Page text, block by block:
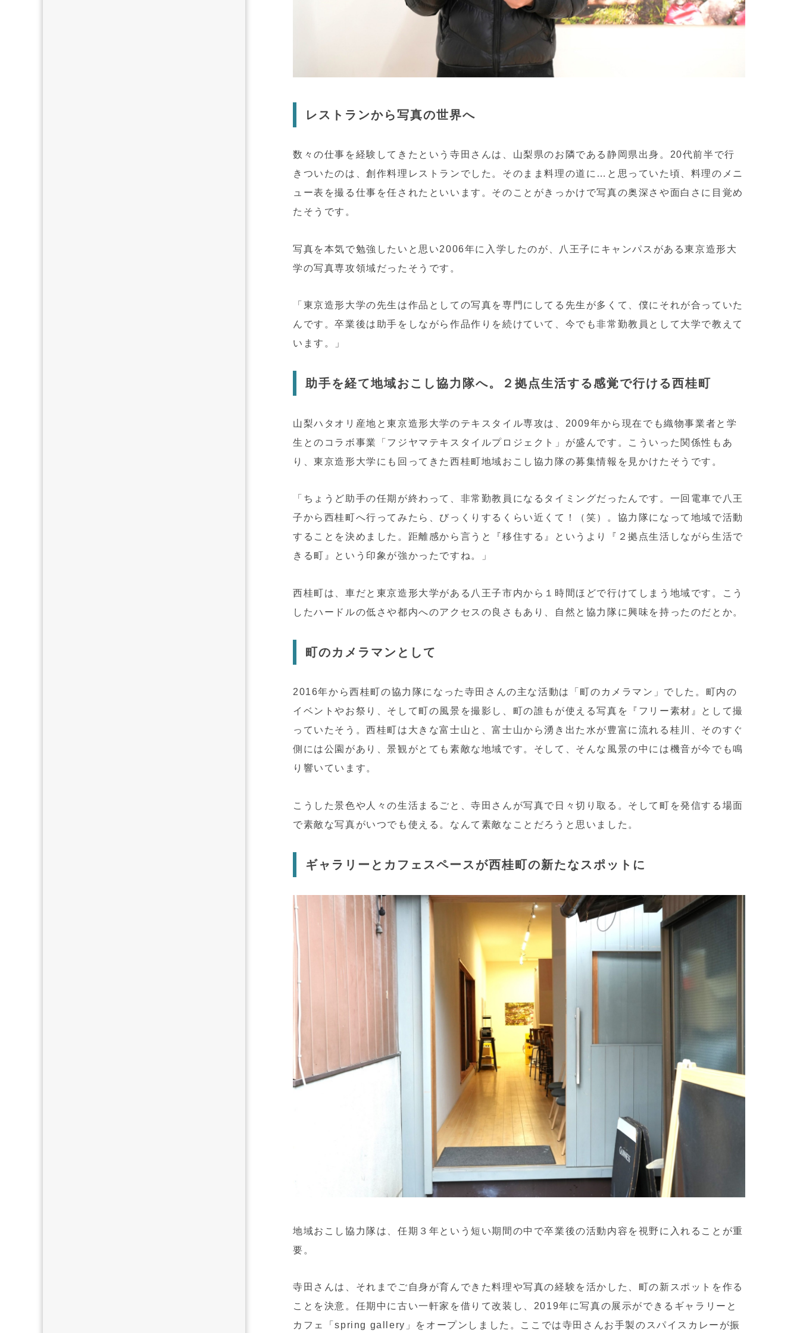
レストランから写真の世界へ
数々の仕事を経験してきたという寺田さんは、山梨県のお隣である静岡県出身。 20代前半で行
きついたのは、創作料理レストランでした。 そのまま料理の道に…と思っていた頃、料理のメニ
ュー表を撮る仕事を任されたといいます。そのことがきっかけで写真の奥深さや面白さに目覚め
たそうです。
写真を本気で勉強したいと思い2006年に入学したのが、八王子にキャンパスがある東京造形大
学の写真専攻領域だったそうです。
「東京造形大学の先生は作品としての写真を専門にしてる先生が多くて、僕にそれが合っていた
んです。卒業後は助手をしながら作品作りを続けていて、今でも非常勤教員として大学で教えて
います。」
助手を経て地域おこし協力隊へ。２拠点生活する感覚で行ける西桂町
山梨ハタオリ産地と東京造形大学のテキスタイル専攻は、2009年から現在でも織物事業者と学
生とのコラボ事業「フジヤマテキスタイルプロジェクト」が盛んです。こういった関係性もあ
り、東京造形大学にも回ってきた西桂町地域おこし協力隊の募集情報を見かけたそうです。
「ちょうど助手の任期が終わって、非常勤教員になるタイミングだったんです。一回電車で八王
子から西桂町へ行ってみたら、びっくりするくらい近くて！（笑）。協力隊になって地域で活動
することを決めました。距離感から言うと『移住する』というより『２拠点生活しながら生活で
きる町』という印象が強かったですね。」
西桂町は、車だと東京造形大学がある八王子市内から１時間ほどで行けてしまう地域です。
こう
したハードルの低さや都内へのアクセスの良さもあり、自然と協力隊に興味を持ったのだとか。
町のカメラマンとして
2016年から西桂町の協力隊になった寺田さんの主な活動は「町のカメラマン」でした。町内の
イベントやお祭り、そして町の風景を撮影し、町の誰もが使える写真を『フリー素材』として撮
っていたそう。西桂町は大きな富士山と、富士山から湧き出た水が豊富に流れる桂川、そのすぐ
側には公園があり、景観がとても素敵な地域です。そして、そんな風景の中には機音が今でも鳴
り響いています。
こうした景色や人々の生活まるごと、寺田さんが写真で日々切り取る。そして町を発信する場面
で素敵な写真がいつでも使える。なんて素敵なことだろうと思いました。
ギャラリーとカフェスペースが西桂町の新たなスポットに
地域おこし協力隊は、任期３年という短い期間の中で卒業後の活動内容を視野に入れることが重
要。
寺田さんは、それまでご自身が育んできた料理や写真の経験を活かした、町の新スポットを作る
ことを決意。任期中に古い一軒家を借りて改装し、2019年に写真の展示ができるギャラリーと
カフェ
「spring gallery」をオープンしました。 ここでは寺田さんお手製のスパイスカレーが振